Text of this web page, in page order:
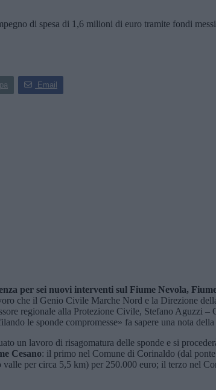
di spesa di 1,6 milioni di euro tramite fondi
Email
per sei nuovi interventi sul Fiume Nevola,
che il Genio Civile Marche Nord e la Direzione
regionale alla Protezione Civile, Stefano
le sponde compromesse» fa sapere una nota
un lavoro di risagomatura delle sponde e si
Cesano: il primo nel Comune di Corinaldo (dal
per circa 5,5 km) per 250.000 euro; il terzo nel